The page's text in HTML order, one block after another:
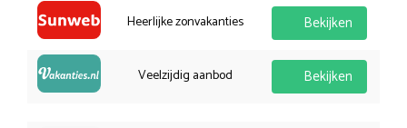
Heerlijke zonvakanties Bekijken
Veelzijdig aanbod Bekijken